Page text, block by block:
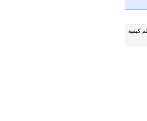
كيفية